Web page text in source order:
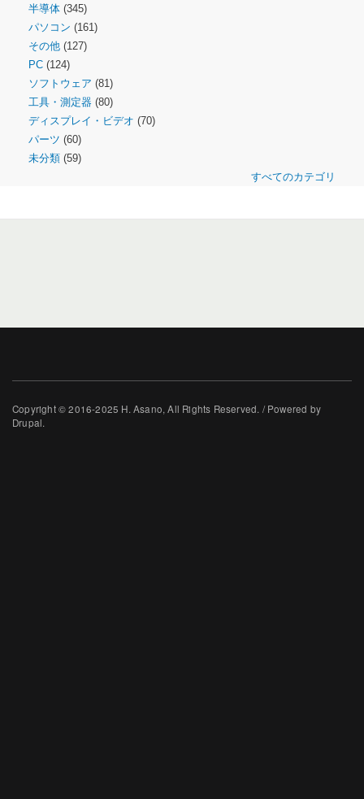
半導体 (345)
パソコン (161)
その他 (127)
PC (124)
ソフトウェア (81)
工具・測定器 (80)
ディスプレイ・ビデオ (70)
パーツ (60)
未分類 (59)
すべてのカテゴリ
Copyright © 2016-2025 H. Asano, All Rights Reserved. / Powered by
Drupal.